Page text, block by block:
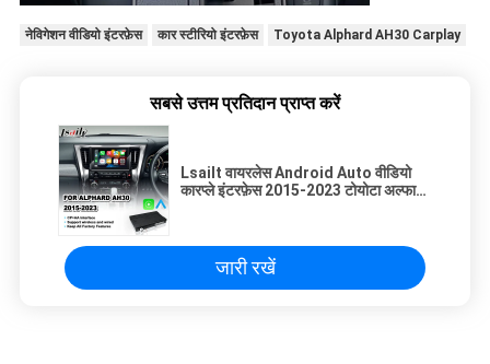
नेविगेशन वीडियो इंटरफ़ेस कार स्टीरियो इंटरफ़ेस Toyota Alphard AH30 Carplay
सबसे उत्तम प्रतिदान प्राप्त करें
Lsailt वायरलेस Android Auto वीडियो
कारप्ले इंटरफ़ेस 2015-2023 टोयोटा अल्फार्ड
जारी रखें